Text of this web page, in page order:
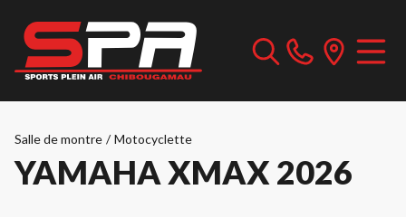
Salle de montre / Motocyclette
YAMAHA XMAX 2026